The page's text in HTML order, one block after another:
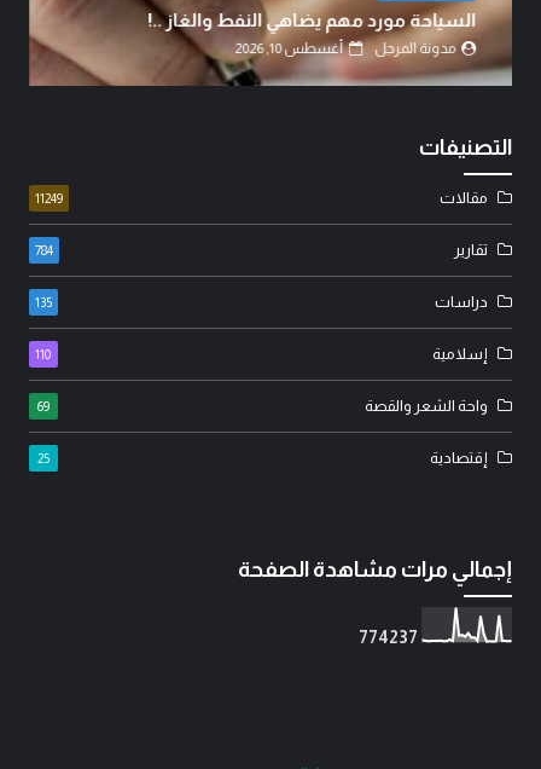
الحر الرياحي.. الفرق بين الدين والحق..!
مدونة المرجل أغسطس 10, 2026
التصنيفات
مقالات 11249
تقارير 784
دراسات 135
إسلامية 110
واحة الشعر والقصة 69
إقتصادية 25
إجمالي مرات مشاهدة الصفحة
774237